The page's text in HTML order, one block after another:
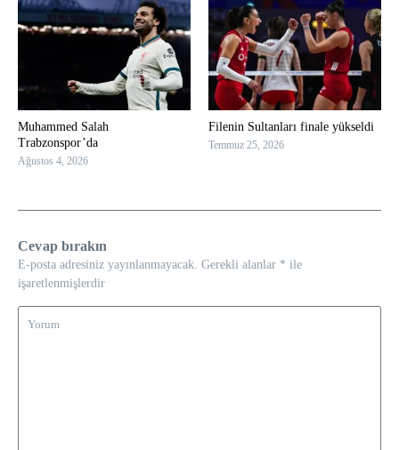
Muhammed Salah
Trabzonspor’da
Ağustos 4, 2026
Filenin Sultanları finale yükseldi
Temmuz 25, 2026
Cevap bırakın
E-posta adresiniz yayınlanmayacak. Gerekli alanlar * ile
işaretlenmişlerdir